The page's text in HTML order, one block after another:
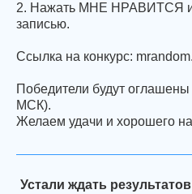
2. Нажать МНЕ НРАВИТСЯ
записью.
Ссылка на конкурс:
Победители будут оглашены
МСК).
Желаем удачи и хорошего
Устали ждать